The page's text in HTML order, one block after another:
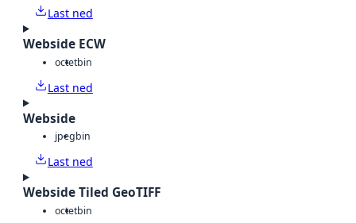
Last ned
Webside ECW
octetbin
Last ned
Webside
jpegbin
Last ned
Webside Tiled GeoTIFF
octetbin